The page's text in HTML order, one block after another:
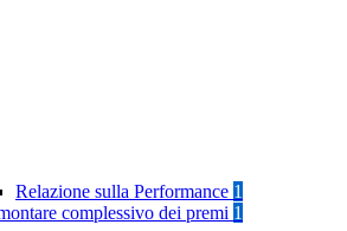
Relazione sulla Performance 1
complessivo dei premi 1